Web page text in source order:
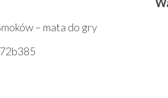
– mata do gry